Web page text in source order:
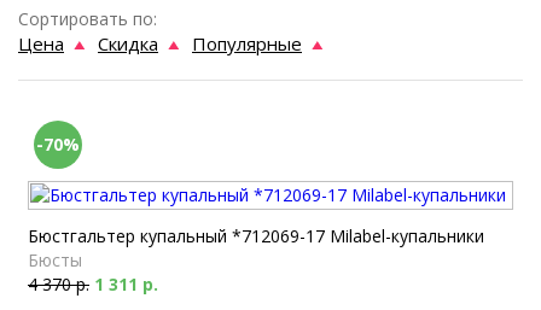
Сортировать по:
Цена Скидка Популярные
-70%
Бюстгальтер купальный *712069-17 Milabel-купальники
Бюсты
4 370 р. 1 311 р.